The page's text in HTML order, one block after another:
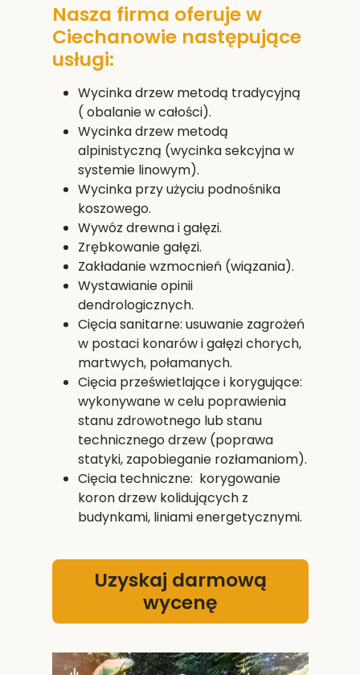
Nasza firma oferuje w
Ciechanowie następujące
usługi:
Wycinka drzew metodą tradycyjną
( obalanie w całości).
Wycinka drzew metodą
alpinistyczną (wycinka sekcyjna w
systemie linowym).
Wycinka przy użyciu podnośnika
koszowego.
Wywóz drewna i gałęzi.
Zrębkowanie gałęzi.
Zakładanie wzmocnień (wiązania).
Wystawianie opinii
dendrologicznych.
Cięcia sanitarne: usuwanie zagrożeń
w postaci konarów i gałęzi chorych,
martwych, połamanych.
Cięcia prześwietlające i korygujące:
wykonywane w celu poprawienia
stanu zdrowotnego lub stanu
technicznego drzew (poprawa
statyki, zapobieganie rozłamaniom).
Cięcia techniczne: korygowanie
koron drzew kolidujących z
budynkami, liniami energetycznymi.
Uzyskaj darmową
wycenę